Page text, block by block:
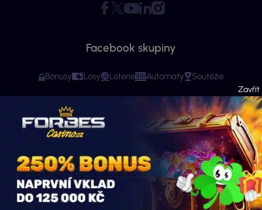
Facebook skupiny
Bonusy Losy Loterie Automaty Soutěže
Copyright © 2026 - Všechna práva vyhrazena. Vyhraj.cz | Ministerstvo financí
varuje: Účastí na hazardní hře může vzniknout závislost! Stránky mají čistě
informační charakter. Veškeré informace se týkají osob starších 18 let.
Provozovatelem webu je ExeMedia s.r.o. se sídlem Kurzova 2222/16, Stodůlky,
155 00 Praha 5 (IČO: 13992228, DIČ: CZ13992228) · Kontakt:info@vyhraj.cz